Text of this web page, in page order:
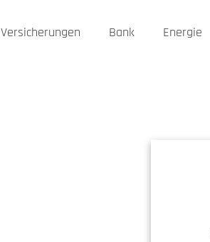
Versicherungen Bank Energie